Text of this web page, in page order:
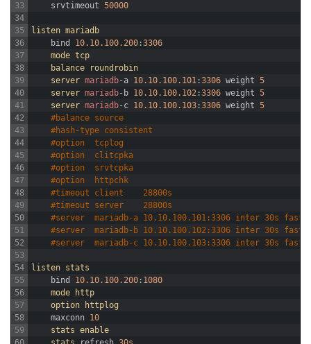
33
34
35
36
37
38
39
40
41
42
43
44
45
46
47
48
49
50
51
52
53
54
55
56
57
58
59
srvtimeout 50000
listen mariadb
bind
10.10.100.200:3306
mode tcp
balance
roundrobin
server mariadb- a 10.10.100.101 :3306 weight 5
server mariadb- b 10.10.100.102:3306 weight 5
server mariadb- c 10.10.100.103 :3306 weight 5
#balance source
#hash-type consistent
#option  tcplog
#option  clitcpka
#option  srvtcpka
#option  httpchk
#timeout client    28800s
#timeout server    28800s
#server  mariadb-a 10.10.100.101:3306 inter 30s
#server  mariadb-b 10.10.100.102:3306 inter 30s
#server  mariadb-c 10.10.100.103:3306 inter 30s
listen stats
bind
10.10.100.200 : 1080
mode
http
option
httplog
maxconn 10
stats enable